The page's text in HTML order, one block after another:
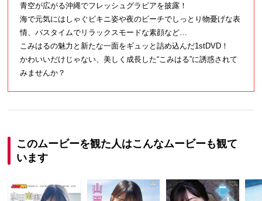
青空が広がる沖縄でフレッシュグラビアを披露！
海で元気にはしゃぐビキニ姿や夜のビーチでしっとり物憂げな表
情、バスタイムでリラックスモードな素顔など…
こみはるの魅力と新たな一面をギュッと詰め込んだ1stDVD！
かわいいだけじゃない、美しく成長した“こみはる”に誘惑されて
みませんか？
このムービーを観た人はこんなムービーも観て
います